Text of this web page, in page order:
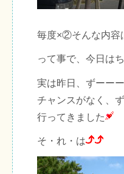
毎度×②そんな内容
って事で、今日は
実は昨日、ずーー
チャンスがなく、
行ってきました
そ・れ・は